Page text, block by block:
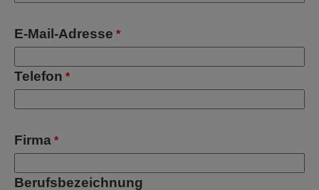
E-Mail-Adresse *
Telefon *
Firma *
Berufsbezeichnung